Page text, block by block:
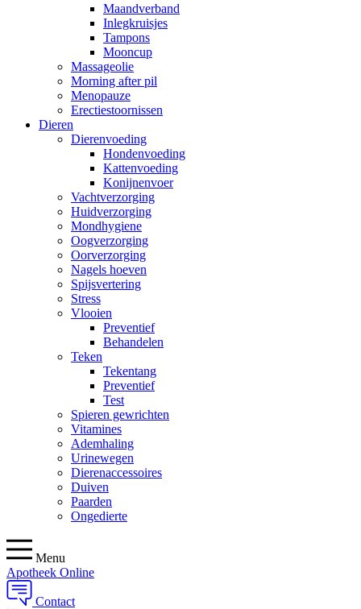
Maandverband
Inlegkruisjes
Tampons
Mooncup
Massageolie
Morning after pil
Menopauze
Erectiestoornissen
Dieren
Dierenvoeding
Hondenvoeding
Kattenvoeding
Konijnenvoer
Vachtverzorging
Huidverzorging
Mondhygiene
Oogverzorging
Oorverzorging
Nagels hoeven
Spijsvertering
Stress
Vlooien
Preventief
Behandelen
Teken
Tekentang
Preventief
Test
Spieren gewrichten
Vitamines
Ademhaling
Urinewegen
Dierenaccessoires
Duiven
Paarden
Ongedierte
Menu
Apotheek Online
Contact